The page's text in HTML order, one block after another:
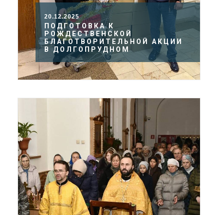
20.12.2025
ПОДГОТОВКА К
РОЖДЕСТВЕНСКОЙ
БЛАГОТВОРИТЕЛЬНОЙ АКЦИИ
В ДОЛГОПРУДНОМ